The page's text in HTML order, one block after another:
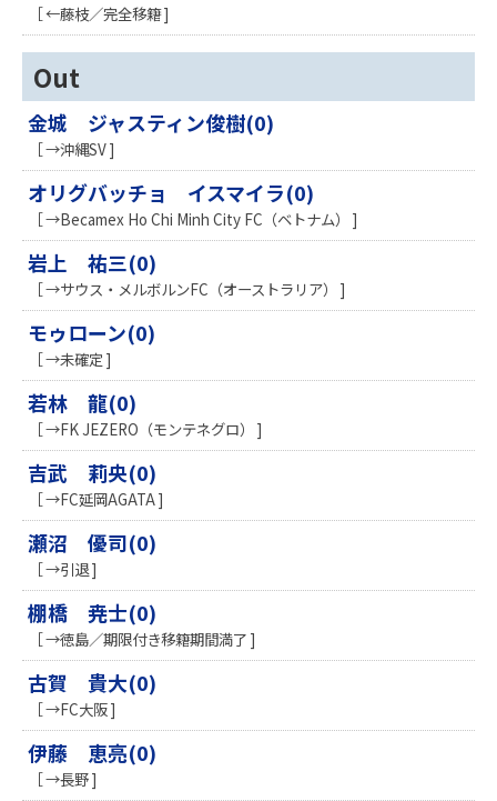
［ ←藤枝／完全移籍 ]
Out
金城 ジャスティン俊樹(0)
［ →沖縄SV ]
オリグバッチョ イスマイラ(0)
［ →Becamex Ho Chi Minh City FC（ベトナム） ]
岩上 祐三(0)
［ →サウス・メルボルンFC（オーストラリア） ]
モゥローン(0)
［ →未確定 ]
若林 龍(0)
［ →FK JEZERO（モンテネグロ） ]
吉武 莉央(0)
［ →FC延岡AGATA ]
瀬沼 優司(0)
［ →引退 ]
棚橋 尭士(0)
［ →徳島／期限付き移籍期間満了 ]
古賀 貴大(0)
［ →FC大阪 ]
伊藤 恵亮(0)
［ →長野 ]